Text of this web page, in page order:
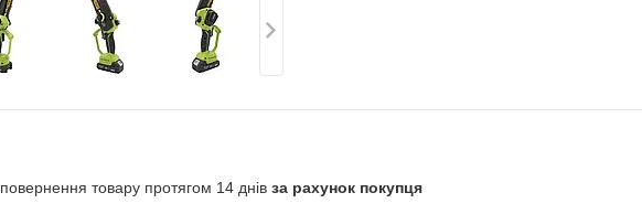
повернення товару протягом 14 днів за рахунок покупця